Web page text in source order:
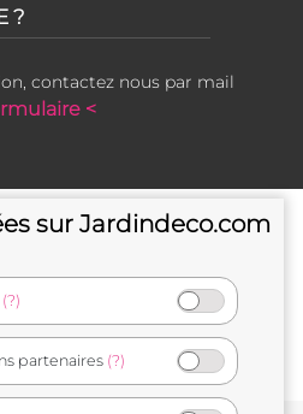
?
contactez nous par mail
<
français
sur Jardindeco.com
(?)
partenaires (?)